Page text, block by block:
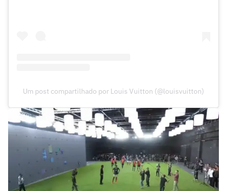
Um post compartilhado por Louis Vuitton (@louisvuitton)